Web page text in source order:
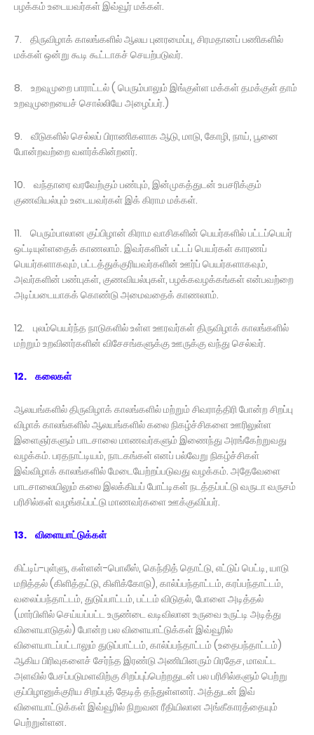
பழக்கம் உடையவர்கள் இவ்வூர் மக்கள்.
7. திருவிழாக் காலங்களில் ஆலய புனரமைப்பு, சிரமதானப் பணிகளில்
மக்கள் ஒன்று கூடி கூட்டாகச் செயற்படுவர்.
8. உறவுமுறை பாராட்டல் ( பெரும்பாலும் இங்குள்ள மக்கள் தமக்குள் தாம்
உறவுமுறையைச் சொல்லியே அழைப்பர்.)
9. வீடுகளில் செல்லப் பிராணிகளாக ஆடு, மாடு, கோழி, நாய், பூனை
போன்றவற்றை வளர்க்கின்றனர்.
10. வந்தாரை வரவேற்கும் பண்பும், இன்முகத்துடன் உபசரிக்கும்
குணவியல்பும் உடையவர்கள் இக் கிராம மக்கள்.
11. பெரும்பாலான குப்பிழான் கிராம வாசிகளின் பெயர்களில் பட்டப்பெயர்
ஒட்டியுள்ளதைக் காணலாம். இவர்களின் பட்டப் பெயர்கள் காரணப்
பெயர்களாகவும், பட்டத்துக்குரியவர்களின் ஊர்ப் பெயர்களாகவும்,
அவர்களின் பண்புகள், குணவியல்புகள், பழக்கவழக்கங்கள் என்பவற்றை
அடிப்படையாகக் கொண்டு அமைவதைக் காணலாம்.
12. புலம்பெயர்ந்த நாடுகளில் உள்ள ஊரவர்கள் திருவிழாக் காலங்களில்
மற்றும் உறவினர்களின் விசேசங்களுக்கு ஊருக்கு வந்து செல்வர்.
12. கலைகள்
ஆலயங்களில் திருவிழாக் காலங்களில் மற்றும் சிவராத்திரி போன்ற சிறப்பு
விழாக் காலங்களில் ஆலயங்களில் கலை நிகழ்ச்சிகளை ஊரிலுள்ள
இளைஞர்களும் பாடசாலை மாணவர்களும் இணைந்து அரங்கேற்றுவது
வழக்கம். பரதநாட்டியம், நாடகங்கள் எனப் பல்வேறு நிகழ்ச்சிகள்
இவ்விழாக் காலங்களில் மேடையேற்றப்படுவது வழக்கம். அதேவேளை
பாடசாலையிலும் கலை இலக்கியப் போட்டிகள் நடத்தப்பட்டு வருடா வருசம்
பரிசில்கள் வழங்கப்பட்டு மாணவர்களை ஊக்குவிப்பர்.
13. விளையாட்டுக்கள்
கிட்டிப்-புள்ளு, கள்ளன்-பொலீஸ், கெந்தித் தொட்டு, எட்டுப் பெட்டி, யாடு
மறித்தல் (கிளித்தட்டு, கிளிக்கோடு), கால்ப்பந்தாட்டம், கரப்பந்தாட்டம்,
வலைப்பந்தாட்டம், துடுப்பாட்டம், பட்டம் விடுதல், போளை அடித்தல்
(மார்பிளில் செய்யப்பட்ட உருண்டை வடிவிலான உருவை உருட்டி அடித்து
விளையாடுதல்) போன்ற பல விளையாட்டுக்கள் இவ்வூரில்
விளையாடப்பட்டாலும் துடுப்பாட்டம், கால்ப்பந்தாட்டம் (உதைபந்தாட்டம்)
ஆகிய பிரிவுகளைச் சேர்ந்த இரண்டு அணியினரும் பிரதேச, மாவட்ட
அளவில் பேசப்படுமளவிற்கு சிறப்புப்பெற்றதுடன் பல பரிசில்களும் பெற்று
குப்பிழானுக்குரிய சிறப்புத் தேடித் தந்துள்ளனர். அத்துடன் இவ்
விளையாட்டுக்கள் இவ்வூரில் நிறுவன ரீதியிலான அங்கீகாரத்தையும்
பெற்றுள்ளன.